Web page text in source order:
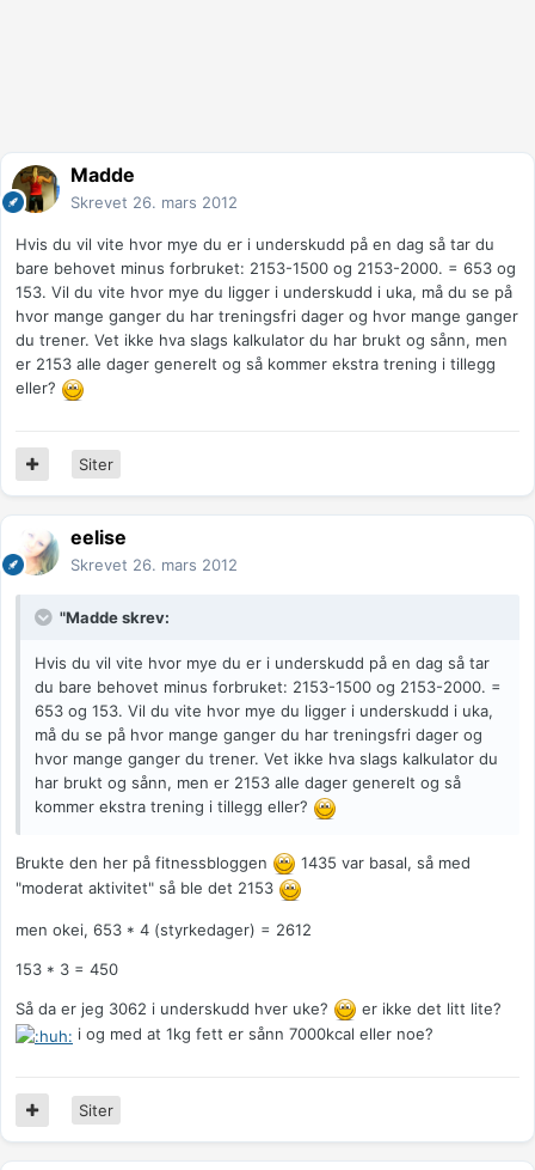
Madde
Skrevet 26. mars 2012
Hvis du vil vite hvor mye du er i underskudd på en dag så tar du
bare behovet minus forbruket: 2153-1500 og 2153-2000. = 653 og
153. Vil du vite hvor mye du ligger i underskudd i uka, må du se på
hvor mange ganger du har treningsfri dager og hvor mange ganger
du trener. Vet ikke hva slags kalkulator du har brukt og sånn, men
er 2153 alle dager generelt og så kommer ekstra trening i tillegg
eller?
Siter
eelise
Skrevet 26. mars 2012
"Madde skrev:
Hvis du vil vite hvor mye du er i underskudd på en dag så tar
du bare behovet minus forbruket: 2153-1500 og 2153-2000. =
653 og 153. Vil du vite hvor mye du ligger i underskudd i uka,
må du se på hvor mange ganger du har treningsfri dager og
hvor mange ganger du trener. Vet ikke hva slags kalkulator du
har brukt og sånn, men er 2153 alle dager generelt og så
kommer ekstra trening i tillegg eller?
Brukte den her på fitnessbloggen
1435 var basal, så med
"moderat aktivitet" så ble det 2153
men okei, 653 * 4 (styrkedager) = 2612
153 * 3 = 450
Så da er jeg 3062 i underskudd hver uke?
er ikke det litt lite?
i og med at 1kg fett er sånn 7000kcal eller noe?
Siter